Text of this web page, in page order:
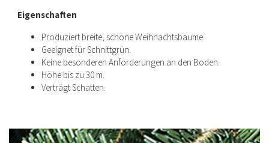
Eigenschaften
Produziert breite, schöne Weihnachtsbäume.
Geeignet für Schnittgrün.
Keine besonderen Anforderungen an den Boden.
Höhe bis zu 30 m.
Verträgt Schatten.